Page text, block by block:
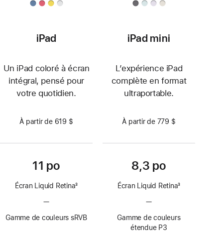
iPad
Un iPad coloré à écran
intégral, pensé pour
votre quotidien.
À partir de 619 $
11 po
Écran Liquid Retina
bas
3
—Technologie
non
Gamme de couleurs sRVB
iPad mini
L’expérience iPad
complète en format
ultraportable.
À partir de 779 $
8,3 po
Écran Liquid Retina3
—Technologie
non
disponible
Gamme de couleurs
étendue P3